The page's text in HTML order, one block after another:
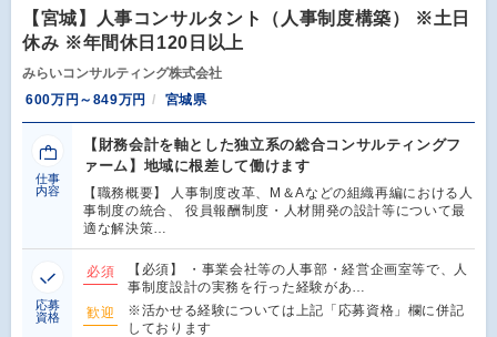
【宮城】人事コンサルタント（人事制度構築） ※土日
休み ※年間休日120日以上
みらいコンサルティング株式会社
600万円～849万円
宮城県
仕事
内容
【財務会計を軸とした独立系の総合コンサルティングフ
ァーム】地域に根差して働けます
【職務概要】 人事制度改革、M＆Aなどの組織再編における人
事制度の統合、 役員報酬制度・人材開発の設計等について最
適な解決策…
応募
資格
必須
【必須】 ・事業会社等の人事部・経営企画室等で、人
事制度設計の実務を行った経験があ…
歓迎
※活かせる経験については上記「応募資格」欄に併記
しております